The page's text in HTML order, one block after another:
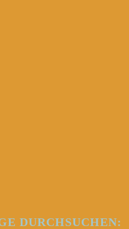
DURCHSUCHEN: